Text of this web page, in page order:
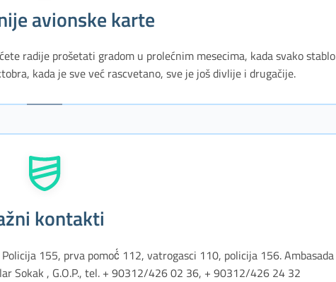
avionske karte
radije prošetati gradom u prolećnim mesecima, kada svako stablo
kada je sve već rascvetano, sve je još divlije i drugačije.
kontakti
155, prva pomoć́ 112, vatrogasci 110, policija 156. Ambasada
Sokak , G.O.P., tel. + 90312/426 02 36, + 90312/426 24 32